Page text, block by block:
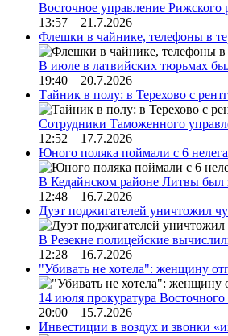
Восточное управление Рижского
13:57 21.7.2026
Флешки в чайнике, телефоны в
В июле в латвийских тюрьмах
19:40 20.7.2026
Тайник в полу: в Терехово с
Сотрудники Таможенного
12:52 17.7.2026
Юного поляка поймали с 6
В Кедайнском районе Литвы
12:48 16.7.2026
Дуэт поджигателей уничтожил
В Резекне полицейские
12:28 16.7.2026
"Убивать не хотела": женщину
14 июля прокуратура
20:00 15.7.2026
Инвестиции в воздух и звонки